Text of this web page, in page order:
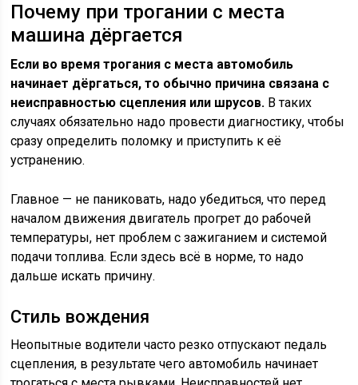
Почему при трогании с места
машина дёргается
Если во время трогания с места автомобиль
начинает дёргаться, то обычно причина связана с
неисправностью сцепления или шрусов. В таких
случаях обязательно надо провести диагностику, чтобы
сразу определить поломку и приступить к её
устранению.
Главное — не паниковать, надо убедиться, что перед
началом движения двигатель прогрет до рабочей
температуры, нет проблем с зажиганием и системой
подачи топлива. Если здесь всё в норме, то надо
дальше искать причину.
Стиль вождения
Неопытные водители часто резко отпускают педаль
сцепления, в результате чего автомобиль начинает